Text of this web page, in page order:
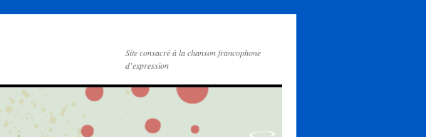
Site consacré à la chanson francophone
d’expression